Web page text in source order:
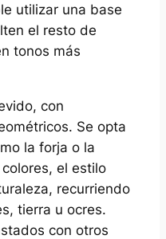
utilizar una base
el resto de
tonos más
con
Se opta
la forja o la
el estilo
recurriendo
tierra u ocres.
con otros